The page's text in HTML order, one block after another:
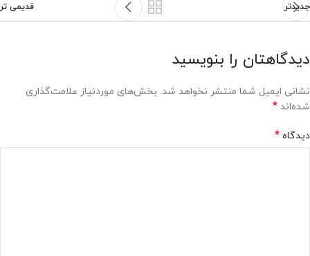
جدیدتر قدیمی تر
دیدگاهتان را بنویسید
نشانی ایمیل شما منتشر نخواهد شد. بخش‌های موردنیاز علامت‌گذاری
شده‌اند *
دیدگاه *